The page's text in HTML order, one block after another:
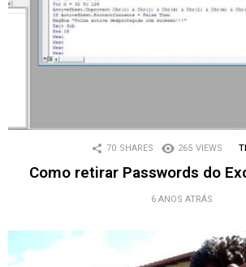
70 SHARES 265 VIEWS
Como retirar Passwords do
6 ANOS ATRÁS